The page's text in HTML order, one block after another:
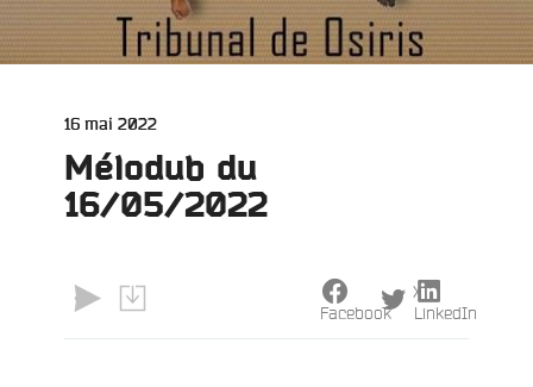
Publié
16 mai 2022
Mélodub du
16/05/2022
Facebook
X
LinkedIn